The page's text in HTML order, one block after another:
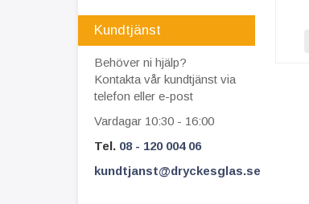
Kundtjänst
Behöver ni hjälp?
Kontakta vår kundtjänst via
telefon eller e-post
Vardagar 10:30 - 16:00
Tel. 08 - 120 004 06
kundtjanst@dryckesglas.se